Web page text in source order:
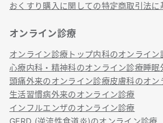
おくすり購入に関しての特定商取引法に
オンライン診療
オンライン診療トップ内科のオンライン
心療内科・精神科のオンライン診療睡眠
頭痛外来のオンライン診療皮膚科のオン
生活習慣病外来のオンライン診療
インフルエンザのオンライン診療